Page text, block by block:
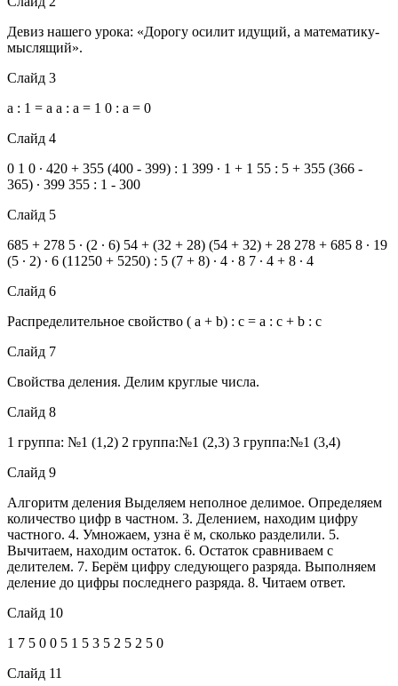
Девиз нашего урока: «Дорогу осилит идущий, а математику-
мыслящий».
Слайд 3
а : 1 = а а : а = 1 0 : а = 0
Слайд 4
0 1 0 ∙ 420 + 355 (400 - 399) : 1 399 ∙ 1 + 1 55 : 5 + 355 (366 -
365) ∙ 399 355 : 1 - 300
Слайд 5
685 + 278 5 ∙ (2 ∙ 6) 54 + (32 + 28) (54 + 32) + 28 278 + 685 8 ∙ 19
(5 ∙ 2) ∙ 6 (11250 + 5250) : 5 (7 + 8) ∙ 4 ∙ 8 7 ∙ 4 + 8 ∙ 4
Слайд 6
Распределительное свойство ( а + b) : c = а : c + b : c
Слайд 7
Свойства деления. Делим круглые числа.
Слайд 8
1 группа: №1 (1,2) 2 группа:№1 (2,3) 3 группа:№1 (3,4)
Слайд 9
Алгоритм деления Выделяем неполное делимое. Определяем
количество цифр в частном. 3. Делением, находим цифру
частного. 4. Умножаем, узна ё м, сколько разделили. 5.
Вычитаем, находим остаток. 6. Остаток сравниваем с
делителем. 7. Берём цифру следующего разряда. Выполняем
деление до цифры последнего разряда. 8. Читаем ответ.
Слайд 10
1 7 5 0 0 5 1 5 3 5 2 5 2 5 0
Слайд 11